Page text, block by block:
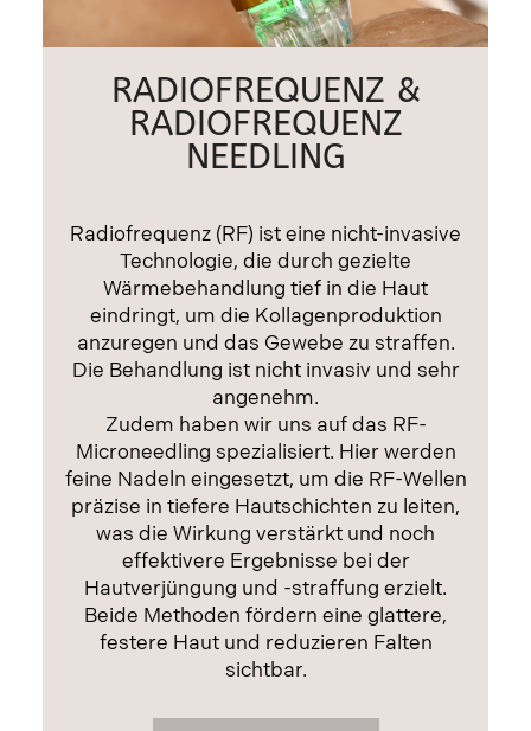
RADIOFREQUENZ &
RADIOFREQUENZ
NEEDLING
Radiofrequenz (RF) ist eine nicht-invasive
Technologie, die durch gezielte
Wärmebehandlung tief in die Haut
eindringt, um die Kollagenproduktion
anzuregen und das Gewebe zu straffen.
Die Behandlung ist nicht invasiv und sehr
angenehm.
Zudem haben wir uns auf das RF-
Microneedling spezialisiert. Hier werden
feine Nadeln eingesetzt, um die RF-Wellen
präzise in tiefere Hautschichten zu leiten,
was die Wirkung verstärkt und noch
effektivere Ergebnisse bei der
Hautverjüngung und -straffung erzielt.
Beide Methoden fördern eine glattere,
festere Haut und reduzieren Falten
sichtbar.